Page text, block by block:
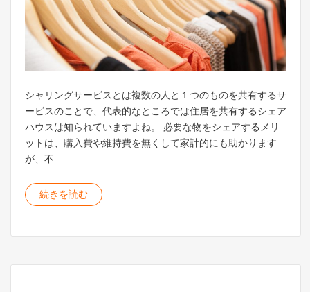
シャリングサービスとは複数の人と１つのものを共有するサ
ービスのことで、代表的なところでは住居を共有するシェア
ハウスは知られていますよね。 必要な物をシェアするメリ
ットは、購入費や維持費を無くして家計的にも助かります
が、不
続きを読む